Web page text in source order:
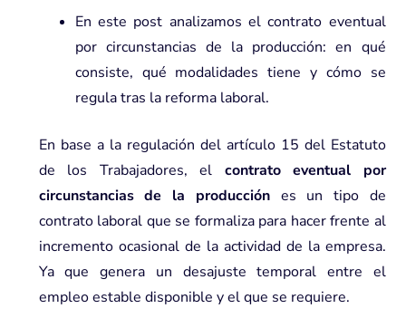
En este post analizamos el contrato eventual
por circunstancias de la producción: en qué
consiste, qué modalidades tiene y cómo se
regula tras la reforma laboral.
En base a la regulación del artículo 15 del Estatuto
de los Trabajadores, el contrato eventual por
circunstancias de la producciónes un tipo de
contrato laboral que se formaliza para hacer frente al
incremento ocasional de la actividad de la empresa.
Ya que genera un desajuste temporal entre el
empleo estable disponible y el que se requiere.